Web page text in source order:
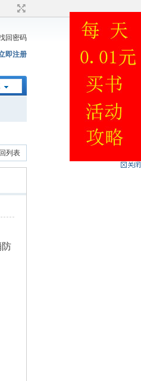
回密码
即注册
列表